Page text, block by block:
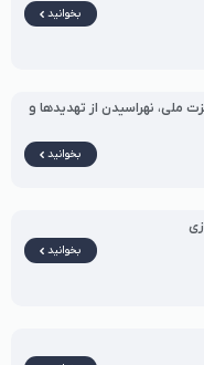
بخوانید
ملی، نهراسیدن از تهدیدها و
بخوانید
بخوانید